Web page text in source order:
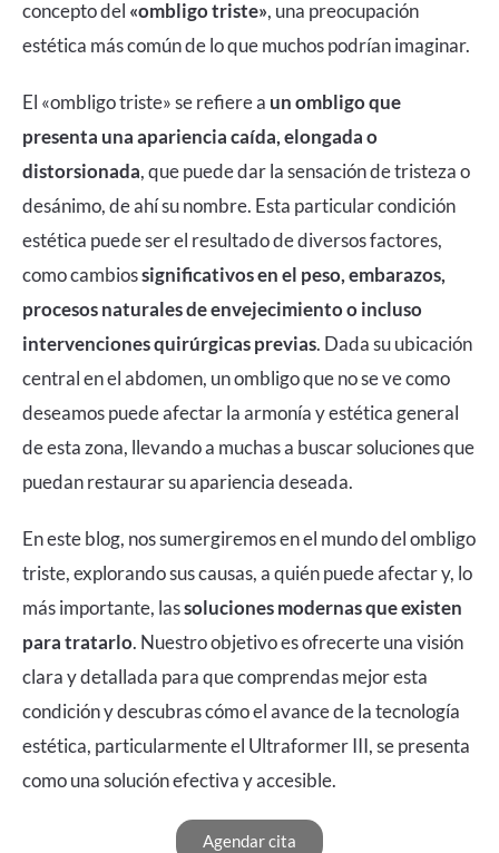
concepto del «ombligo triste», una preocupación
estética más común de lo que muchos podrían imaginar.
El «ombligo triste» se refiere a un ombligo que
presenta una apariencia caída, elongada o
distorsionada, que puede dar la sensación de tristeza o
desánimo, de ahí su nombre. Esta particular condición
estética puede ser el resultado de diversos factores,
como cambiossignificativos en el peso, embarazos,
procesos naturales de envejecimiento o incluso
intervenciones quirúrgicas previas. Dada su ubicación
central en el abdomen, un ombligo que no se ve como
deseamos puede afectar la armonía y estética general
de esta zona, llevando a muchas a buscar soluciones que
puedan restaurar su apariencia deseada.
En este blog, nos sumergiremos en el mundo del ombligo
triste, explorando sus causas, a quién puede afectar y, lo
más importante, lassoluciones modernas que existen
para tratarlo. Nuestro objetivo es ofrecerte una visión
clara y detallada para que comprendas mejor esta
condición y descubras cómo el avance de la tecnología
estética, particularmente el Ultraformer III, se presenta
como una solución efectiva y accesible.
Agendar cita